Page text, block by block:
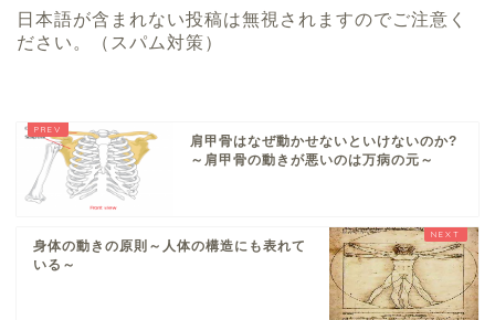
日本語が含まれない投稿は無視されますのでご注意く
ださい。（スパム対策）
肩甲骨はなぜ動かせないといけないのか?
～肩甲骨の動きが悪いのは万病の元～
身体の動きの原則～人体の構造にも表れて
いる～